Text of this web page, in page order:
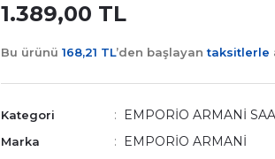
1.389,00 TL
Bu ürünü 168,21 TL’den başlayantaksitlerle
Kategori EMPORİO ARMANİ
Marka EMPORİO ARMANİ